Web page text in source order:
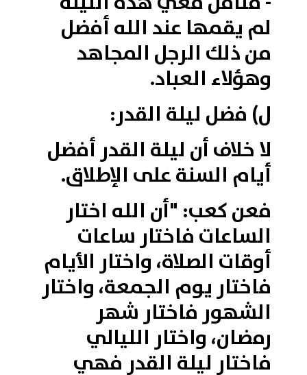
لم يقمها عند الله أفضل
من ذلك الرجل المجاهد
وهؤلاء العباد.
ل) فضل ليلة القدر:
لا خلاف أن ليلة القدر أفضل
أيام السنة على الإطلاق.
فعن كعب: "أن الله اختار
الساعات فاختار ساعات
أوقات الصلاة، واختار الأيام
فاختار يوم الجمعة، واختار
الشهور فاختار شهر
رمضان، واختار الليالي
فاختار ليلة القدر فهي